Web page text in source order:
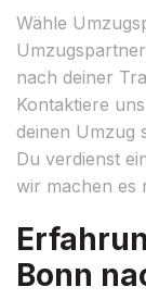
Wähle
nach deiner
Kontaktiere
deinen Umzug
Du verdienst
wir machen es
Bonn